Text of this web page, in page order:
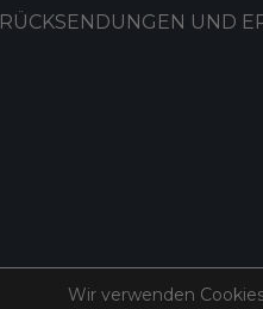
RÜCKSENDUNGEN UND
Wir verwenden